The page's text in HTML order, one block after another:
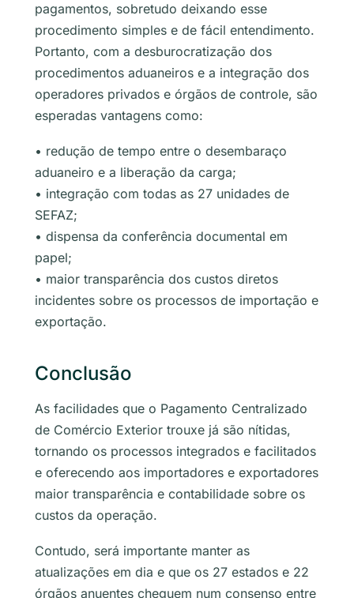
pagamentos, sobretudo deixando esse
procedimento simples e de fácil entendimento.
Portanto, com a desburocratização dos
procedimentos aduaneiros e a integração dos
operadores privados e órgãos de controle, são
esperadas vantagens como:
• redução de tempo entre o desembaraço
aduaneiro e a liberação da carga;
• integração com todas as 27 unidades de
SEFAZ;
• dispensa da conferência documental em
papel;
• maior transparência dos custos diretos
incidentes sobre os processos de importação e
exportação.
Conclusão
As facilidades que o Pagamento Centralizado
de Comércio Exterior trouxe já são nítidas,
tornando os processos integrados e facilitados
e oferecendo aos importadores e exportadores
maior transparência e contabilidade sobre os
custos da operação.
Contudo, será importante manter as
atualizações em dia e que os 27 estados e 22
órgãos anuentes cheguem num consenso entre